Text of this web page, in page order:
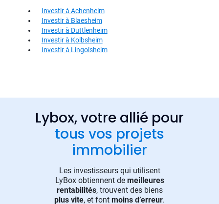
Investir à Achenheim
Investir à Blaesheim
Investir à Duttlenheim
Investir à Kolbsheim
Investir à Lingolsheim
Lybox, votre allié pour
tous vos projets
immobilier
Les investisseurs qui utilisent
LyBox obtiennent de meilleures
rentabilités, trouvent des biens
plus vite, et font moins d’erreur.